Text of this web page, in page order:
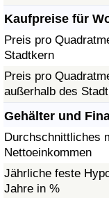
Kaufpreise für
Preis pro
Stadtkern
Preis pro
außerhalb des
Gehälter und
Durchschnittliches
Nettoeinkommen
Jährliche feste
Jahre in %
Kriminalitäts-
Kriminalitäts-Index